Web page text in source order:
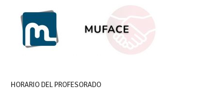
HORARIO DEL PROFESORADO